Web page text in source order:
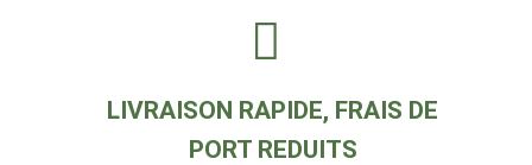
LIVRAISON RAPIDE, FRAIS DE
PORT REDUITS